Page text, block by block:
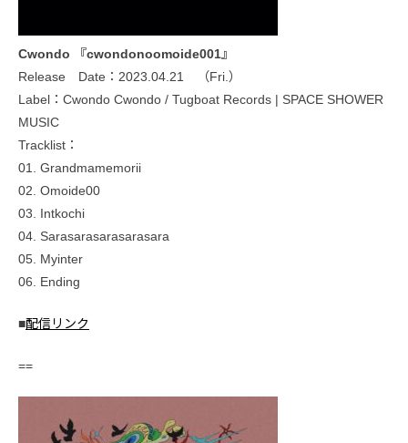
Cwondo 『cwondonoomoide001』
Release Date：2023.04.21 （Fri.）
Label：Cwondo Cwondo / Tugboat Records | SPACE SHOWER
MUSIC
Tracklist：
01. Grandmamemorii
02. Omoide00
03. Intkochi
04. Sarasarasarasarasara
05. Myinter
06. Ending
■配信リンク
==